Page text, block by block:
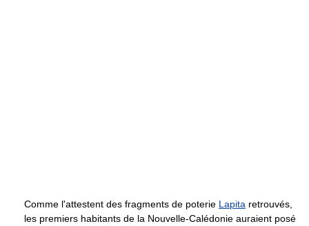
Comme l'attestent des fragments de poterie Lapita retrouvés,
les premiers habitants de la Nouvelle-Calédonie auraient posé